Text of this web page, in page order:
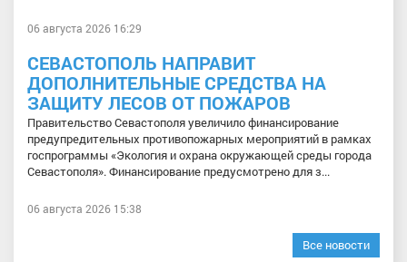
06 августа 2026 16:29
СЕВАСТОПОЛЬ НАПРАВИТ
ДОПОЛНИТЕЛЬНЫЕ СРЕДСТВА НА
ЗАЩИТУ ЛЕСОВ ОТ ПОЖАРОВ
Правительство Севастополя увеличило финансирование
предупредительных противопожарных мероприятий в рамках
госпрограммы «Экология и охрана окружающей среды города
Севастополя». Финансирование предусмотрено для з...
06 августа 2026 15:38
Все новости